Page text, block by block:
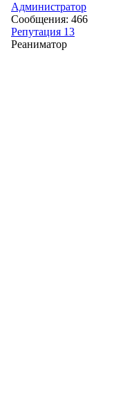
Администратор
Сообщения: 466
Репутация 13
Реаниматор